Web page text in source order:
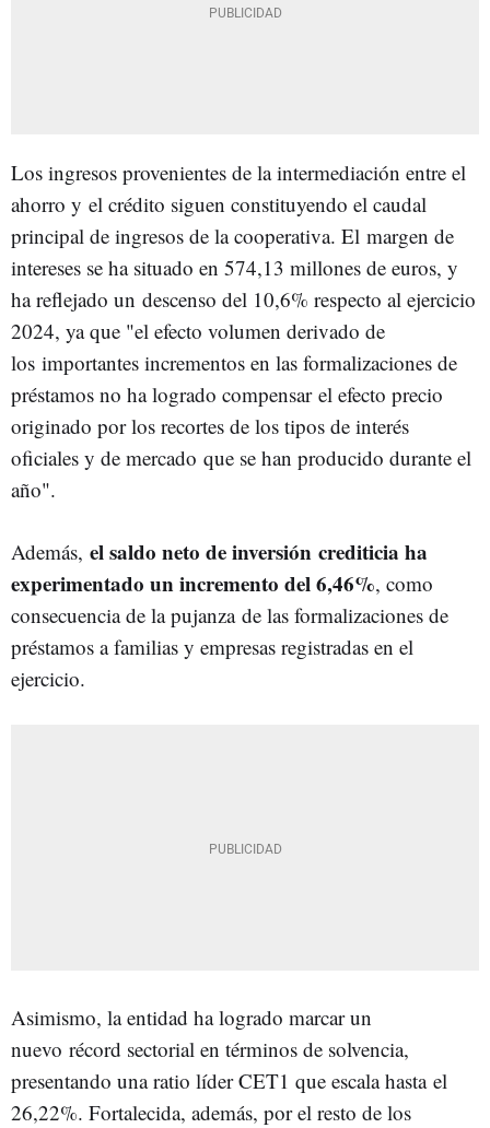
Los ingresos provenientes de la intermediación entre el
ahorro y el crédito siguen constituyendo el caudal
principal de ingresos de la cooperativa. El margen de
intereses se ha situado en 574,13 millones de euros, y
ha reflejado un descenso del 10,6% respecto al ejercicio
2024, ya que "el efecto volumen derivado de
los importantes incrementos en las formalizaciones de
préstamos no ha logrado compensar el efecto precio
originado por los recortes de los tipos de interés
oficiales y de mercado que se han producido durante el
año".
Además, el saldo neto de inversión crediticia ha
experimentado un incremento del 6,46%, como
consecuencia de la pujanza de las formalizaciones de
préstamos a familias y empresas registradas en el
ejercicio.
Asimismo, la entidad ha logrado marcar un
nuevo récord sectorial en términos de solvencia,
presentando una ratio líder CET1 que escala hasta el
26,22%. Fortalecida, además, por el resto de los